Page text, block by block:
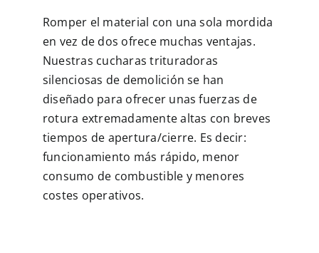
MULTIMEDIA
CONTACTO
Romper el material con una sola mordida
en vez de dos ofrece muchas ventajas.
Nuestras cucharas trituradoras
silenciosas de demolición se han
diseñado para ofrecer unas fuerzas de
rotura extremadamente altas con breves
tiempos de apertura/cierre. Es decir:
funcionamiento más rápido, menor
consumo de combustible y menores
costes operativos.